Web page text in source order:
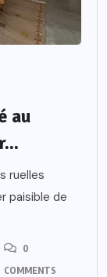
au
ruelles
paisible de
0
COMMENTS